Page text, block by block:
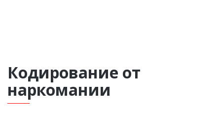
Кодирование от
наркомании